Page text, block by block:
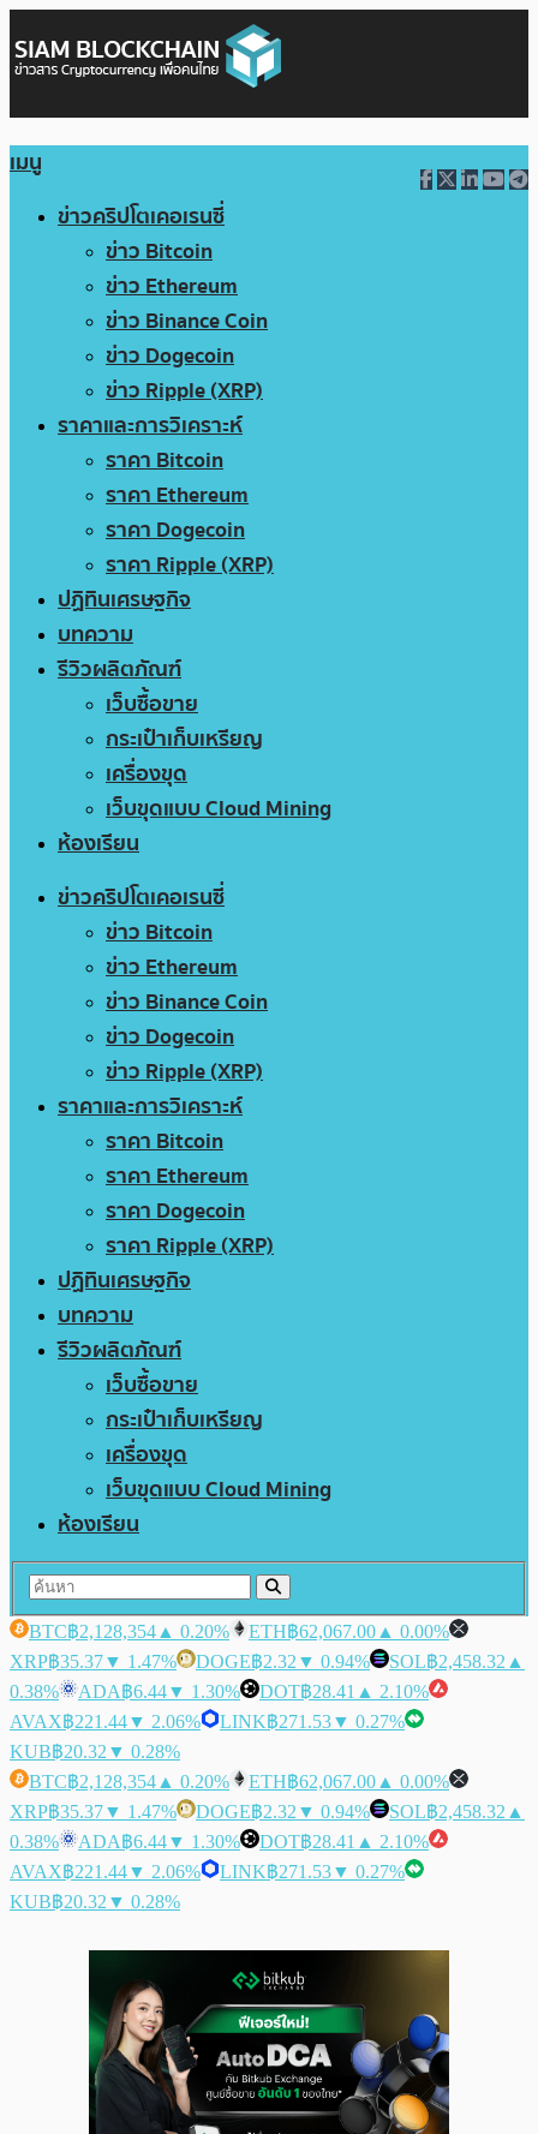
เมนู
ข่าวคริปโตเคอเรนซี่
ข่าว Bitcoin
ข่าว Ethereum
ข่าว Binance Coin
ข่าว Dogecoin
ข่าว Ripple (XRP)
ราคาและการวิเคราะห์
ราคา Bitcoin
ราคา Ethereum
ราคา Dogecoin
ราคา Ripple (XRP)
ปฏิทินเศรษฐกิจ
บทความ
รีวิวผลิตภัณฑ์
เว็บซื้อขาย
กระเป๋าเก็บเหรียญ
เครื่องขุด
เว็บขุดแบบ Cloud Mining
ห้องเรียน
ข่าวคริปโตเคอเรนซี่
ข่าว Bitcoin
ข่าว Ethereum
ข่าว Binance Coin
ข่าว Dogecoin
ข่าว Ripple (XRP)
ราคาและการวิเคราะห์
ราคา Bitcoin
ราคา Ethereum
ราคา Dogecoin
ราคา Ripple (XRP)
ปฏิทินเศรษฐกิจ
บทความ
รีวิวผลิตภัณฑ์
เว็บซื้อขาย
กระเป๋าเก็บเหรียญ
เครื่องขุด
เว็บขุดแบบ Cloud Mining
ห้องเรียน
BTC฿2,128,354 ▲ 0.20% ETH฿62,067.00 ▲ 0.00%
XRP฿35.37▼ 1.47% DOGE฿2.32 ▼ 0.94% SOL฿2,458.32 ▲
0.38%
ADA฿6.44▼ 1.30% DOT฿28.41 ▲ 2.10%
AVAX฿221.44▼ 2.06% LINK฿271.53▼ 0.27%
KUB฿20.32 ▼ 0.28%
BTC฿2,128,354 ▲ 0.20% ETH฿62,067.00 ▲ 0.00%
XRP฿35.37▼ 1.47% DOGE฿2.32 ▼ 0.94% SOL฿2,458.32 ▲
0.38%
ADA฿6.44▼ 1.30% DOT฿28.41 ▲ 2.10%
AVAX฿221.44▼ 2.06% LINK฿271.53▼ 0.27%
KUB฿20.32 ▼ 0.28%